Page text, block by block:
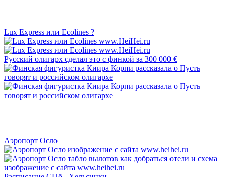
Lux Express или Ecolines ?
Русский олигарх сделал это с финкой за 300 000 €
Аэропорт Осло